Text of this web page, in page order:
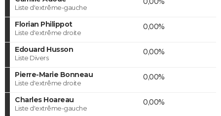
Liste d'extrême-gauche
Florian Philippot
Liste d'extrême droite
0,00%
Edouard Husson
Liste Divers
0,00%
Pierre-Marie Bonneau
Liste d'extrême droite
0,00%
Charles Hoareau
Liste d'extrême-gauche
0,00%